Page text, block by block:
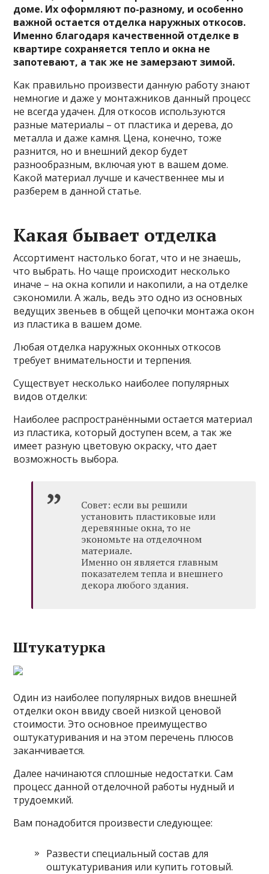
доме. Их оформляют по-разному, и особенно
важной остается отделка наружных откосов.
Именно благодаря качественной отделке в
квартире сохраняется тепло и окна не
запотевают, а так же не замерзают зимой.
Как правильно произвести данную работу знают
немногие и даже у монтажников данный процесс
не всегда удачен. Для откосов используются
разные материалы – от пластика и дерева, до
металла и даже камня. Цена, конечно, тоже
разнится, но и внешний декор будет
разнообразным, включая уют в вашем доме.
Какой материал лучше и качественнее мы и
разберем в данной статье.
Какая бывает отделка
Ассортимент настолько богат, что и не знаешь,
что выбрать. Но чаще происходит несколько
иначе – на окна копили и накопили, а на отделке
сэкономили. А жаль, ведь это одно из основных
ведущих звеньев в общей цепочки монтажа окон
из пластика в вашем доме.
Любая отделка наружных оконных откосов
требует внимательности и терпения.
Существует несколько наиболее популярных
видов отделки:
Наиболее распространёнными остается материал
из пластика, который доступен всем, а так же
имеет разную цветовую окраску, что дает
возможность выбора.
Совет: если вы решили
установить пластиковые или
деревянные окна, то не
экономьте на отделочном
материале.
Именно он является главным
показателем тепла и внешнего
декора любого здания.
Штукатурка
Один из наиболее популярных видов внешней
отделки окон ввиду своей низкой ценовой
стоимости. Это основное преимущество
оштукатуривания и на этом перечень плюсов
заканчивается.
Далее начинаются сплошные недостатки. Сам
процесс данной отделочной работы нудный и
трудоемкий.
Вам понадобится произвести следующее:
Развести специальный состав для
оштукатуривания или купить готовый.